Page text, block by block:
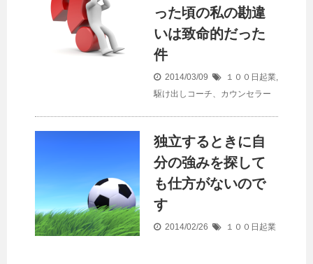
った頃の私の勘違
いは致命的だった
件
2014/03/09 １００日起業,
駆け出しコーチ、カウンセラー
独立するときに自
分の強みを探して
も仕方がないので
す
2014/02/26 １００日起業